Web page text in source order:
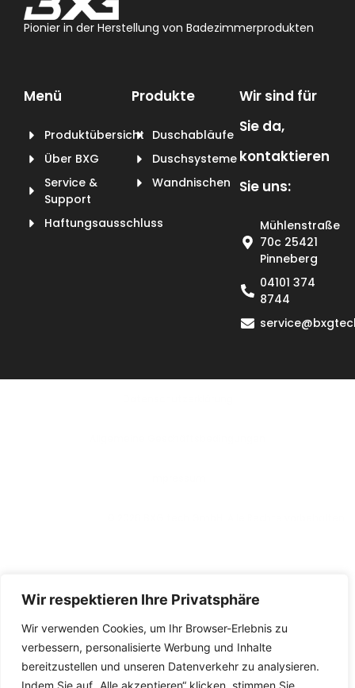
Wir respektieren Ihre Privatsphäre
Wir verwenden Cookies, um Ihr Browser-Erlebnis zu
verbessern, personalisierte Werbung und Inhalte
bereitzustellen und unseren Datenverkehr zu analysieren.
Indem Sie auf „Alle akzeptieren“ klicken, stimmen Sie
Pionier in der Herstellung von Badezimmerprodukten
Menü
Produktübersicht
Über BXG
Service &
Support
Haftungsausschluss
Produkte
Duschabläufe
Duschsysteme
Wandnischen
Wir sind für
Sie da,
kontaktieren
Sie uns:
Mühlenstraße
70c 25421
Pinneberg
04101 374
8744